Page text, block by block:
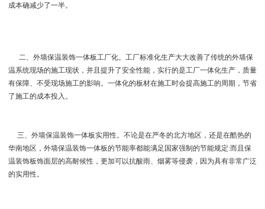
成本确减少了一半。
二、外墙保温装饰一体板工厂化。工厂标准化生产大大改善了传统的外墙保
温系统现场的施工现状，并且提升了安全性能，实行的是工厂一体化生产，质量
有保障、不受现场施工的影响。一体化的板材在施工时会提高施工的周期，节省
了施工的成本投入。
三、外墙保温装饰一体板实用性。不论是在严冬的北方地区，还是在酷热的
华南地区，外墙保温装饰一体板的节能率都能满足国家强制的节能规定:而且保
温装饰板饰面层的高耐候性，更加可以抗酸雨、烟雾等侵袭，因为具有非常广泛
的实用性。